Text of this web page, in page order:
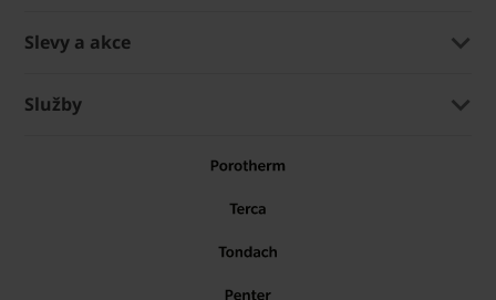
Slevy a akce
Služby